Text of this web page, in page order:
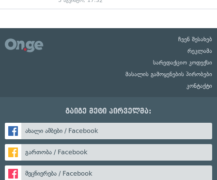
ჩვენ შესახებ
რეკლამა
სარედაქციო კოდექსი
მასალის გამოყენების პირობები
კონტაქტი
გაიგე მეტი პირველმა:
ახალი ამბები / Facebook
გართობა / Facebook
მეცნიერება / Facebook